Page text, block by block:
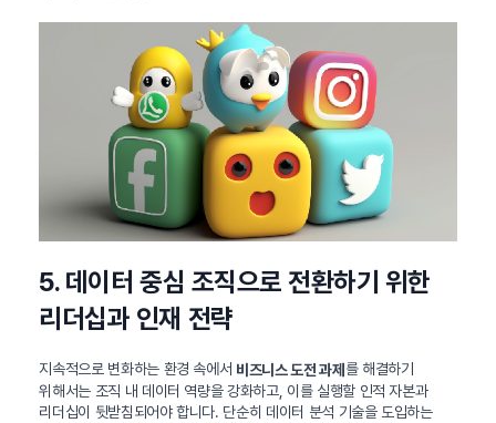
5. 데이터 중심 조직으로 전환하기 위한
리더십과 인재 전략
지속적으로 변화하는 환경 속에서 비즈니스 도전 과제 를 해결하기
위해서는 조직 내 데이터 역량을 강화하고, 이를 실행할 인적 자본과
리더십이 뒷받침되어야 합니다. 단순히 데이터 분석 기술을 도입하는